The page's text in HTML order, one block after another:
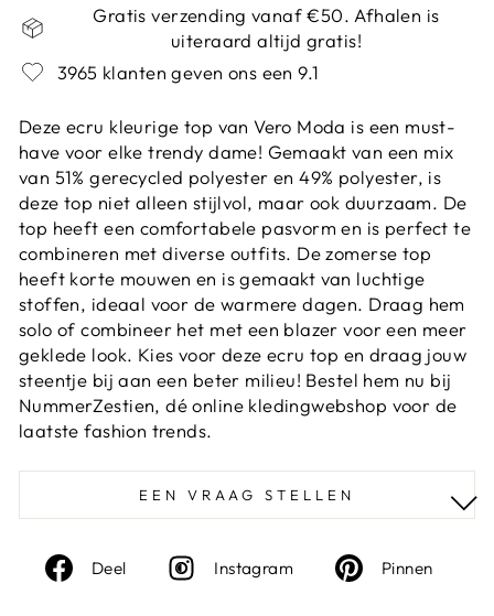
Gratis verzending vanaf €50. Afhalen is
uiteraard altijd gratis!
3965 klanten geven ons een 9.1
Deze ecru kleurige top van Vero Moda is een must-
have voor elke trendy dame! Gemaakt van een mix
van 51% gerecycled polyester en 49% polyester, is
deze top niet alleen stijlvol, maar ook duurzaam. De
top heeft een comfortabele pasvorm en is perfect te
combineren met diverse outfits. De zomerse top
heeft korte mouwen en is gemaakt van luchtige
stoffen, ideaal voor de warmere dagen. Draag hem
solo of combineer het met een blazer voor een meer
geklede look. Kies voor deze ecru top en draag jouw
steentje bij aan een beter milieu! Bestel hem nu bij
NummerZestien, dé online kledingwebshop voor de
laatste fashion trends.
EEN VRAAG STELLEN
Deel
Deel
Instagram InstagramPinnen